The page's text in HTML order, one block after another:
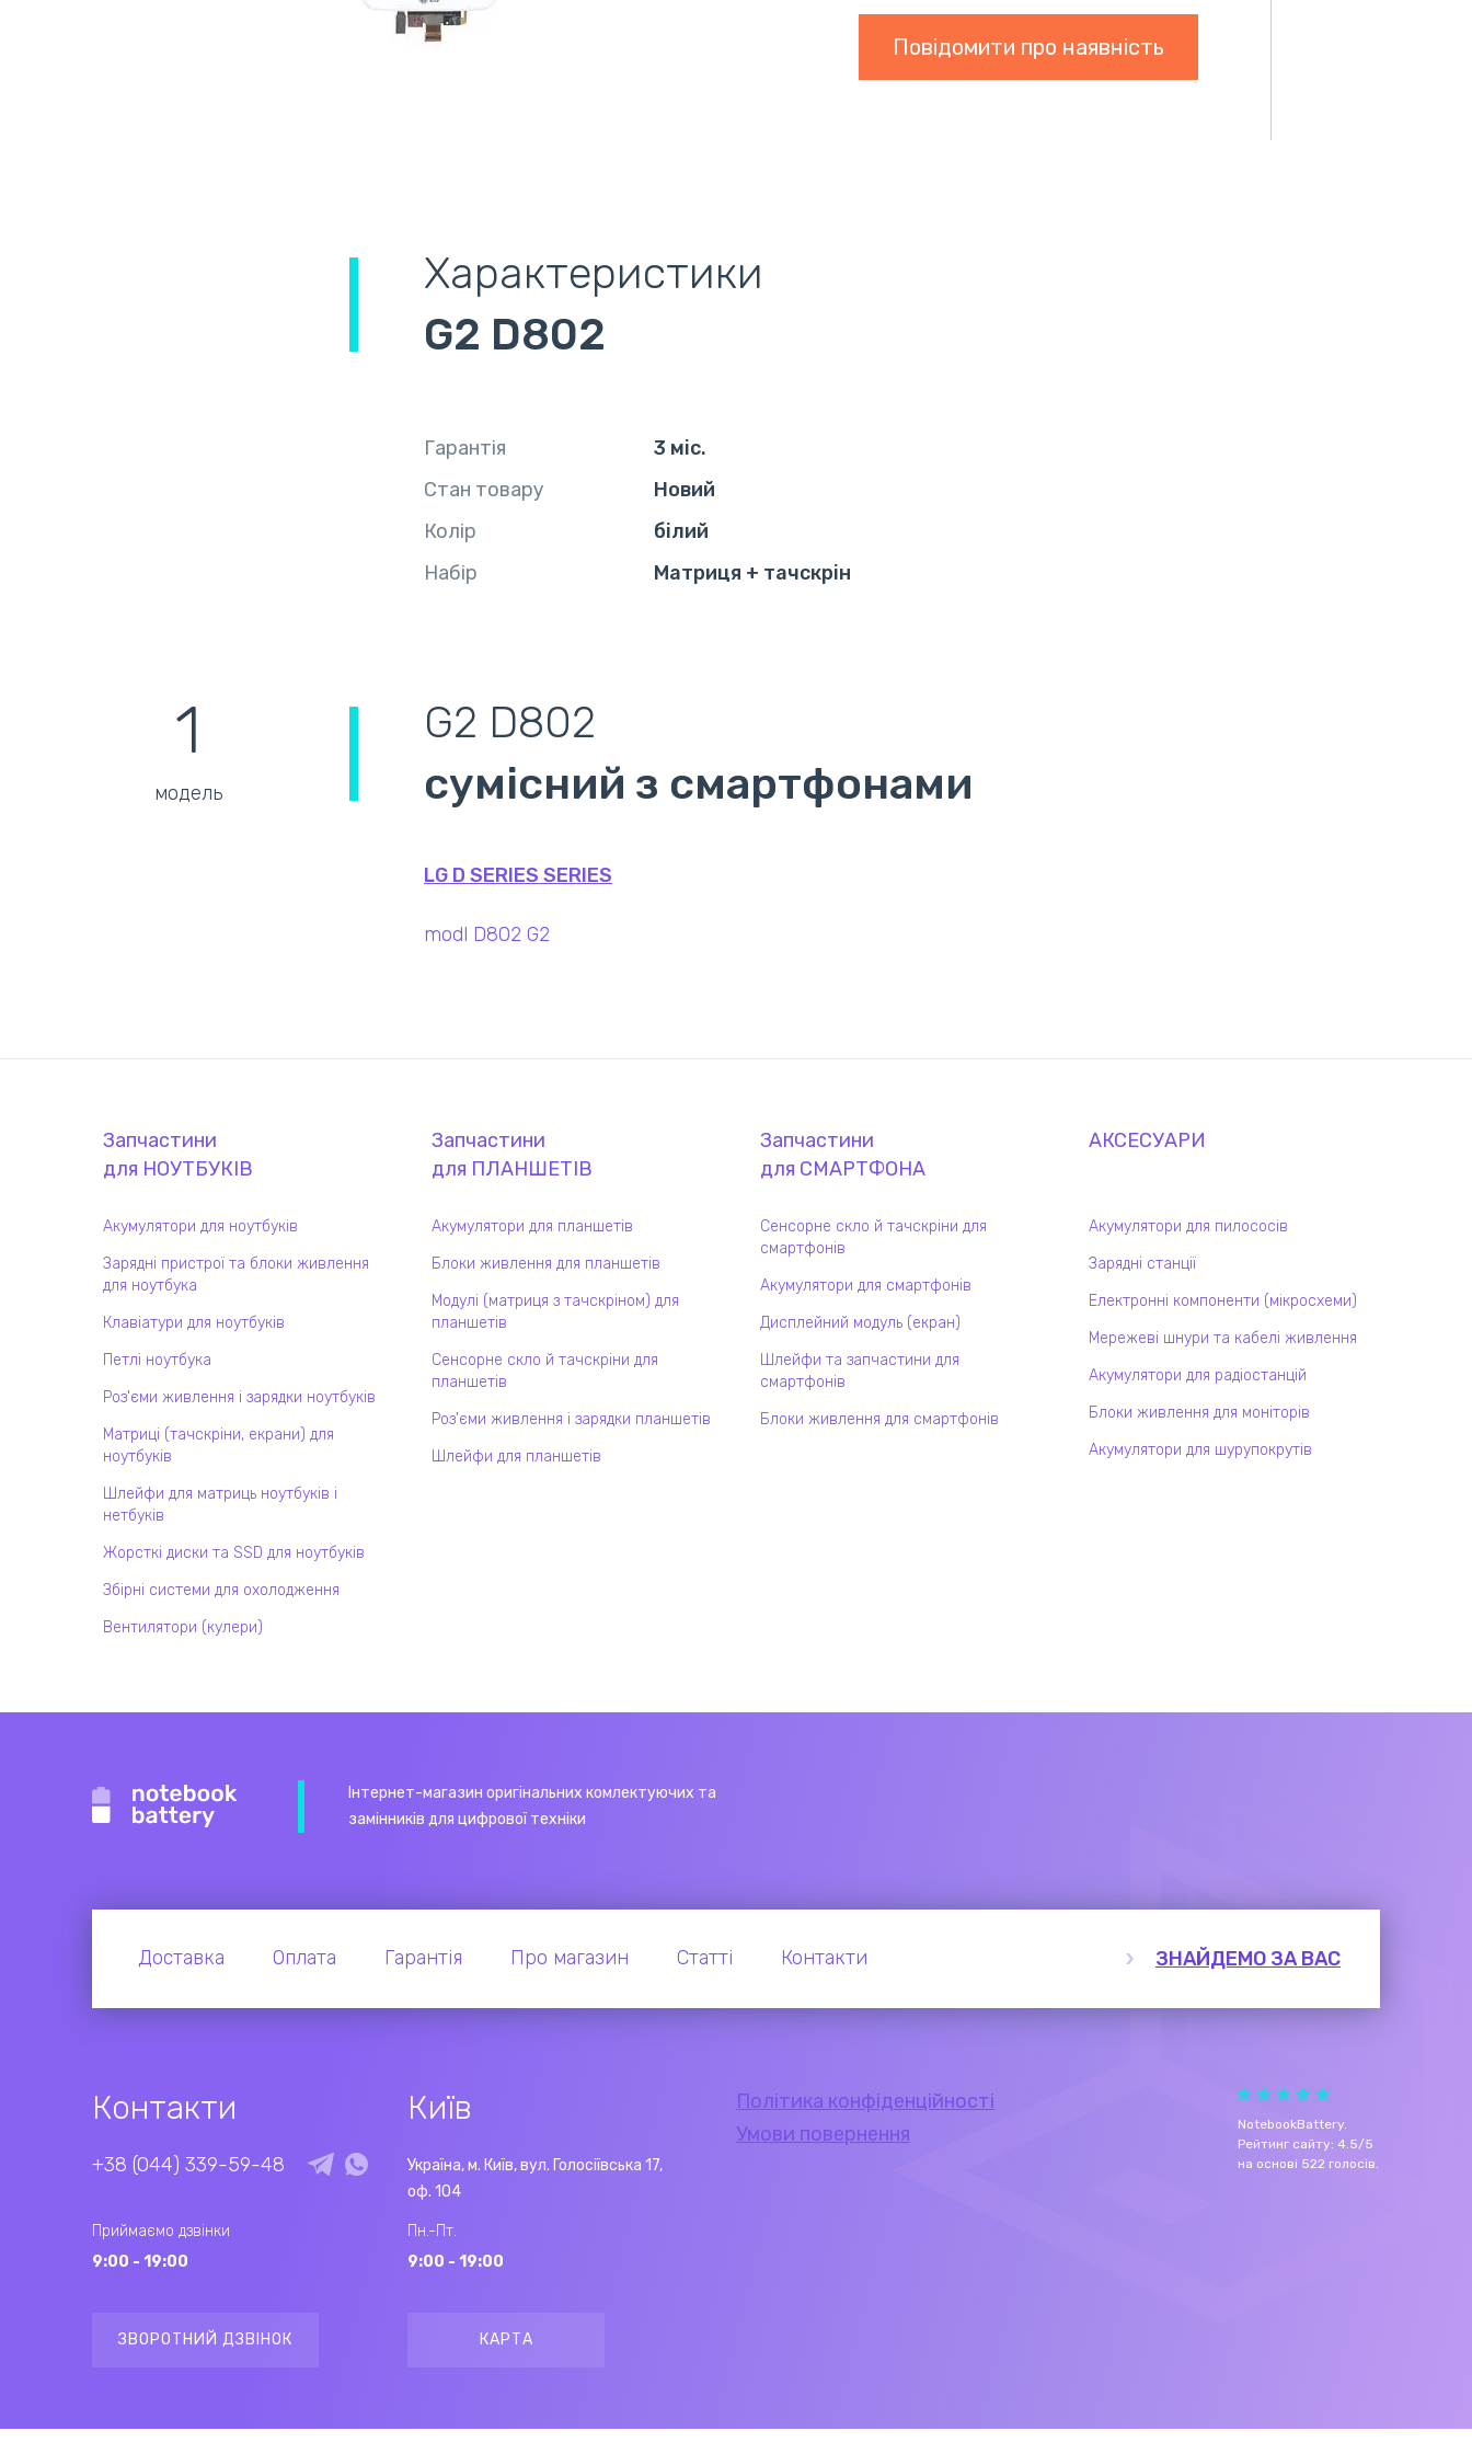
Повідомити про наявність
Характеристики
G2 D802
Гарантія
3 міс.
Стан товару
Новий
Колір
білий
Набір
Матриця + тачскрін
1
модель
G2 D802
сумісний з смартфонами
LG D SERIES SERIES
modl D802 G2
Запчастини
для НОУТБУКІВ
Акумулятори для ноутбуків
Зарядні пристрої та блоки живлення
для ноутбука
Клавіатури для ноутбуків
Петлі ноутбука
Роз'єми живлення і зарядки ноутбуків
Матриці (тачскріни, екрани) для
ноутбуків
Шлейфи для матриць ноутбуків і
нетбуків
Жорсткі диски та SSD для ноутбуків
Збірні системи для охолодження
Вентилятори (кулери)
Запчастини
для ПЛАНШЕТІВ
Акумулятори для планшетів
Блоки живлення для планшетів
Модулі (матриця з тачскріном) для
планшетів
Сенсорне скло й тачскріни для
планшетів
Роз'єми живлення і зарядки планшетів
Шлейфи для планшетів
Запчастини
для СМАРТФОНА
Сенсорне скло й тачскріни для
смартфонів
Акумулятори для смартфонів
Дисплейний модуль (екран)
Шлейфи та запчастини для
смартфонів
Блоки живлення для смартфонів
АКСЕСУАРИ
Акумулятори для пилососів
Зарядні станції
Електронні компоненти (мікросхеми)
Мережеві шнури та кабелі живлення
Акумулятори для радіостанцій
Блоки живлення для моніторів
Акумулятори для шурупокрутів
Інтернет-магазин оригінальних комлектуючих та
замінників для цифрової техніки
Доставка Оплата Гарантія Про магазин Статті Контакти ЗНАЙДЕМО ЗА ВАС
Контакти
+38 (044) 339-59-48
Приймаємо дзвінки
9:00 - 19:00
ЗВОРОТНИЙ ДЗВІНОК
Київ
Україна, м. Київ, вул. Голосіївська 17,
оф. 104
Пн.-Пт.
9:00 - 19:00
КАРТА
Політика конфіденційності
Умови повернення
NotebookBattery.
Рейтинг сайту: 4.5/5
на основі 522 голосів.